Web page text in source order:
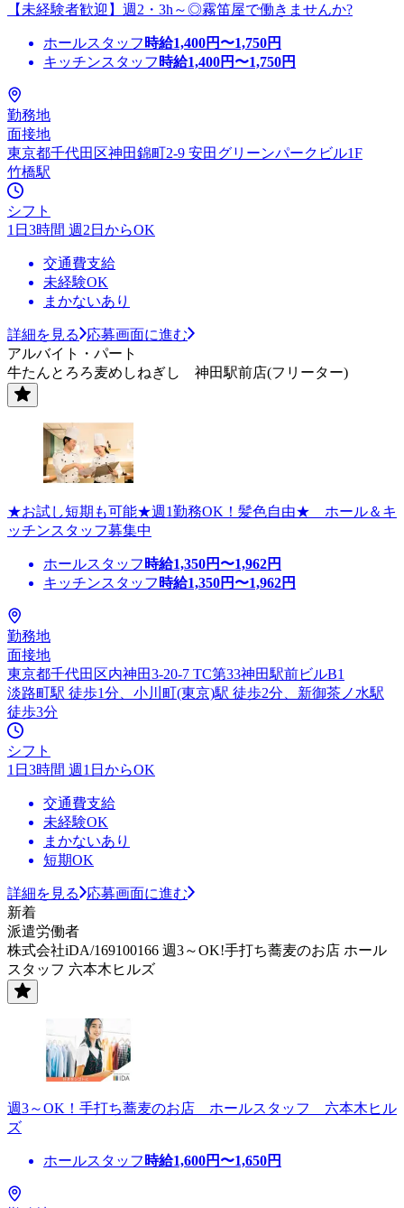
【未経験者歓迎】週2・3h～◎霧笛屋で働きませんか?
ホールスタッフ 時給1,400円〜1,750円
キッチンスタッフ 時給1,400円〜1,750円
勤務地
面接地
東京都千代田区神田錦町2-9 安田グリーンパークビル1F
竹橋駅
シフト
1日3時間 週2日からOK
交通費支給
未経験OK
まかないあり
詳細を見る
応募画面に進む
アルバイト・パート
牛たんとろろ麦めしねぎし 神田駅前店(フリーター)
★お試し短期も可能★週1勤務OK！髪色自由★ ホール＆キ
ッチンスタッフ募集中
ホールスタッフ 時給1,350円〜1,962円
キッチンスタッフ 時給1,350円〜1,962円
勤務地
面接地
東京都千代田区内神田3-20-7 TC第33神田駅前ビルB1
淡路町駅 徒歩1分、小川町(東京)駅 徒歩2分、新御茶ノ水駅
徒歩3分
シフト
1日3時間 週1日からOK
交通費支給
未経験OK
まかないあり
短期OK
詳細を見る
応募画面に進む
新着
派遣労働者
株式会社iDA/169100166 週3～OK!手打ち蕎麦のお店 ホール
スタッフ 六本木ヒルズ
週3～OK！手打ち蕎麦のお店 ホールスタッフ 六本木ヒル
ズ
ホールスタッフ 時給1,600円〜1,650円